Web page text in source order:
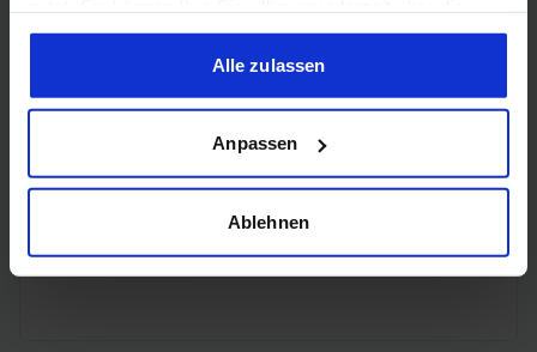
Cookie-Erklärung oder durch Klicken auf das Privacy
Trigger Symbol ändern oder widerrufen
Informationen über Ihre geografische Lage erfassen,
welche bis auf einige Meter genau sein können
Ihr Gerät durch aktives Scannen nach bestimmten
Erfahren Sie mehr darüber, wie Ihre persönlichen Daten
Alle zulassen
Anpassen
Ablehnen
Encoding
H.265 ✔️
H.264 ✔️